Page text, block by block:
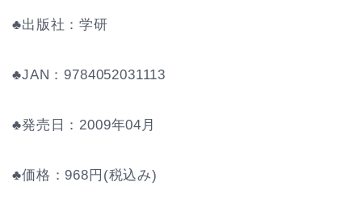
♣出版社：学研
♣JAN：9784052031113
♣発売日：2009年04月
♣価格：968円(税込み)